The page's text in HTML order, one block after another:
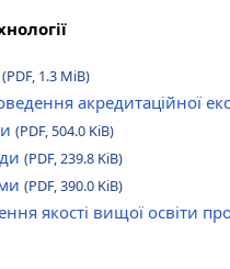
(PDF, 1.3 MiB)
акредитаційної
(PDF, 504.0 KiB)
(PDF, 239.8 KiB)
(PDF, 390.0 KiB)
якості вищої освіти